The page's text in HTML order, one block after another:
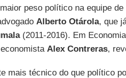
peso político na equipe
Alberto Otárola, que
(2011-2016). Em
Alex Contreras,
mais técnico do que político